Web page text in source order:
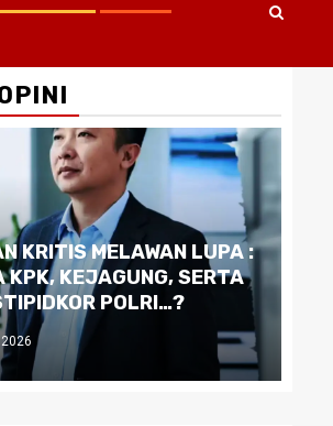
KRITIS MELAWAN LUPA :
KPK, KEJAGUNG, SERTA
POLRI…?